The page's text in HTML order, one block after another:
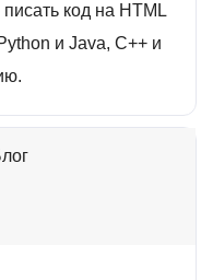
код на HTML
и Java, C++ и